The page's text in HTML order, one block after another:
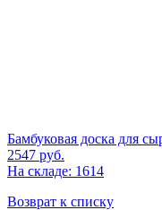
Бамбуковая доска для
2547 руб.
На складе: 1614
Возврат к списку